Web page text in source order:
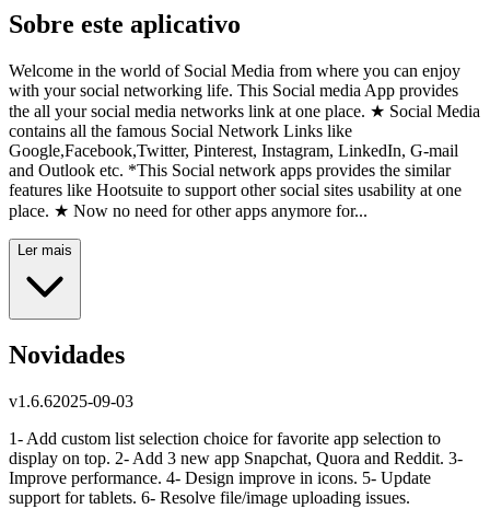
Sobre este aplicativo
Welcome in the world of Social Media from where you can enjoy
with your social networking life. This Social media App provides
the all your social media networks link at one place. ★ Social Media
contains all the famous Social Network Links like
Google,Facebook,Twitter, Pinterest, Instagram, LinkedIn, G-mail
and Outlook etc. *This Social network apps provides the similar
features like Hootsuite to support other social sites usability at one
place. ★ Now no need for other apps anymore for...
Ler mais
Novidades
v1.6.62025-09-03
1- Add custom list selection choice for favorite app selection to
display on top. 2- Add 3 new app Snapchat, Quora and Reddit. 3-
Improve performance. 4- Design improve in icons. 5- Update
support for tablets. 6- Resolve file/image uploading issues.